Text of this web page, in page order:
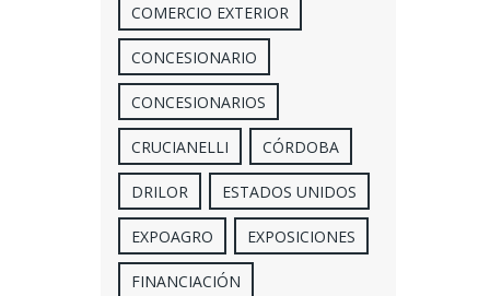
COMERCIO EXTERIOR
CONCESIONARIO
CONCESIONARIOS
CRUCIANELLI CÓRDOBA
DRILOR ESTADOS UNIDOS
EXPOAGRO EXPOSICIONES
FINANCIACIÓN